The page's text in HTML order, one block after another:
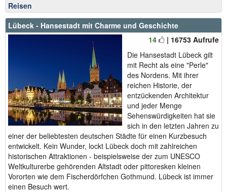
Reisen
Lübeck - Hansestadt mit Charme und Geschichte
14
| 16753 Aufrufe
Die Hansestadt Lübeck gilt
mit Recht als eine "Perle"
des Nordens. Mit ihrer
reichen Historie, der
entzückenden Architektur
und jeder Menge
Sehenswürdigkeiten hat sie
sich in den letzten Jahren zu
einer der beliebtesten deutschen Städte für einen Kurzbesuch
entwickelt. Kein Wunder, lockt Lübeck doch mit zahlreichen
historischen Attraktionen - beispielsweise der zum UNESCO
Weltkulturerbe gehörenden Altstadt oder pittoresken kleinen
Vororten wie dem Fischerdörfchen Gothmund. Lübeck ist immer
einen Besuch wert.